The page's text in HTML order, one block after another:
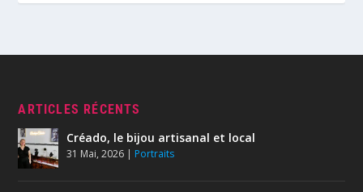
ARTICLES RÉCENTS
Créado, le bijou artisanal et local
31 Mai, 2026 | Portraits